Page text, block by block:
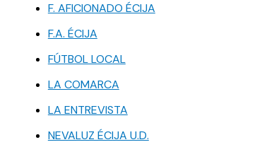
F. AFICIONADO ÉCIJA
F.A. ÉCIJA
FÚTBOL LOCAL
LA COMARCA
LA ENTREVISTA
NEVALUZ ÉCIJA U.D.